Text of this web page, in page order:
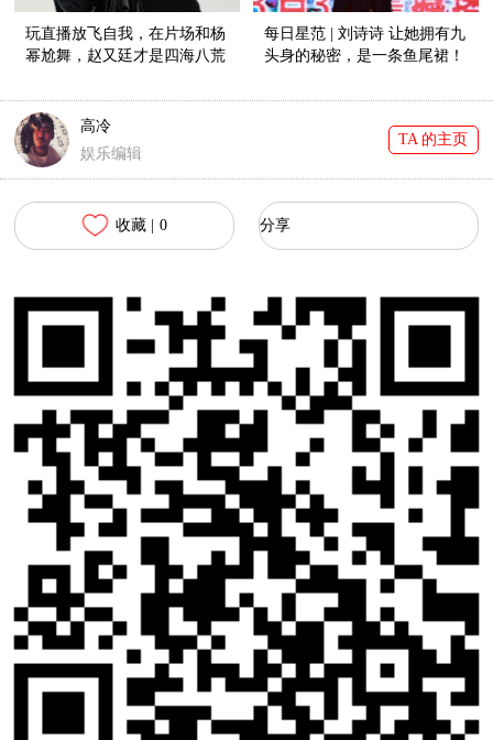
玩直播放飞自我，在片场和杨
幂尬舞，赵又廷才是四海八荒
每日星范 | 刘诗诗 让她拥有九
头身的秘密，是一条鱼尾裙！
高冷
娱乐编辑
TA 的主页
收藏 | 0 分享